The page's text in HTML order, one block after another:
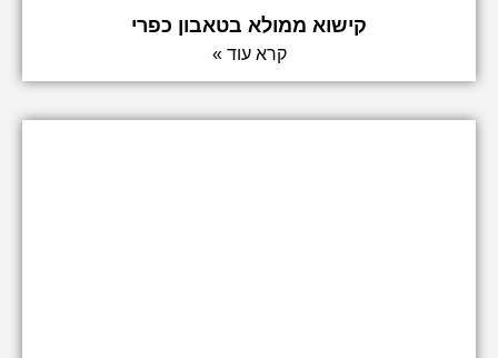
קישוא ממולא בטאבון כפרי
קרא עוד »